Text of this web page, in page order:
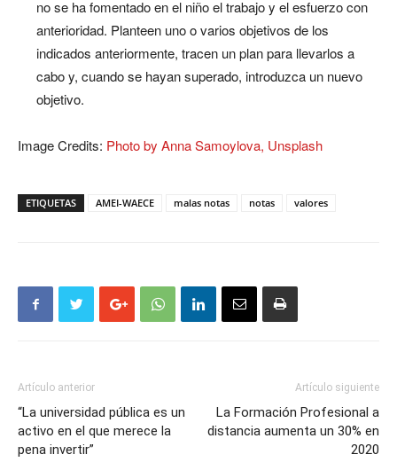
no se ha fomentado en el niño el trabajo y el esfuerzo con
anterioridad. Planteen uno o varios objetivos de los
indicados anteriormente, tracen un plan para llevarlos a
cabo y, cuando se hayan superado, introduzca un nuevo
objetivo.
Image Credits: Photo by Anna Samoylova, Unsplash
ETIQUETAS AMEI-WAECE malas notas notas valores
Artículo anterior
“La universidad pública es un
activo en el que merece la
pena invertir”
Artículo siguiente
La Formación Profesional a
distancia aumenta un 30% en
2020